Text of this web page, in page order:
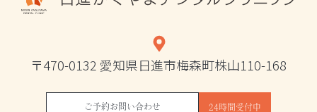
〒470-0132 愛知県日進市梅森町株山110-168
ご予約お問い合わせ 24時間受付中